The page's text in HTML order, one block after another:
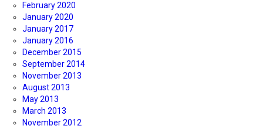
February 2020
January 2020
January 2017
January 2016
December 2015
September 2014
November 2013
August 2013
May 2013
March 2013
November 2012